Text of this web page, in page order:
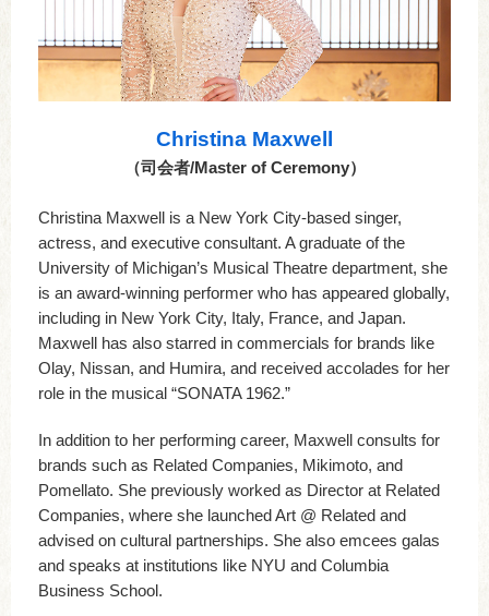
Christina Maxwell
（司会者/Master of Ceremony）
Christina Maxwell is a New York City-based singer,
actress, and executive consultant. A graduate of the
University of Michigan’s Musical Theatre department, she
is an award-winning performer who has appeared globally,
including in New York City, Italy, France, and Japan.
Maxwell has also starred in commercials for brands like
Olay, Nissan, and Humira, and received accolades for her
role in the musical “SONATA 1962.”
In addition to her performing career, Maxwell consults for
brands such as Related Companies, Mikimoto, and
Pomellato. She previously worked as Director at Related
Companies, where she launched Art @ Related and
advised on cultural partnerships. She also emcees galas
and speaks at institutions like NYU and Columbia
Business School.